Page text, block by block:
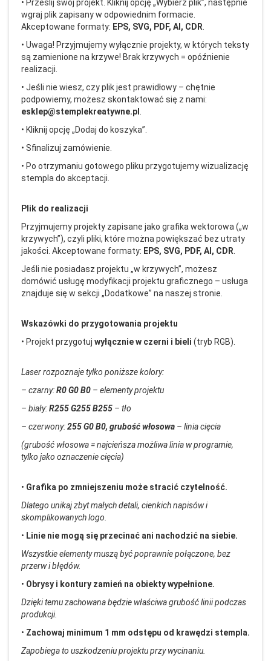
• Prześlij swój projekt. Kliknij opcję „Wybierz plik”, następnie
wgraj plik zapisany w odpowiednim formacie.
Akceptowane formaty: EPS, SVG, PDF, AI, CDR
• Uwaga! Przyjmujemy wyłącznie projekty, w których teksty
są zamienione na krzywe! Brak krzywych = opóźnienie
realizacji.
• Jeśli nie wiesz, czy plik jest prawidłowy – chętnie
podpowiemy, możesz skontaktować się z nami:
esklep@stemplekreatywne.pl
• Kliknij opcję „Dodaj do koszyka”.
• Sfinalizuj zamówienie.
• Po otrzymaniu gotowego pliku przygotujemy wizualizację
stempla do akceptacji.
Plik do realizacji
Przyjmujemy projekty zapisane jako grafika wektorowa („w
krzywych”), czyli pliki, które można powiększać bez utraty
jakości. Akceptowane formaty: EPS, SVG, PDF, AI, CDR
Jeśli nie posiadasz projektu „w krzywych”, możesz
domówić usługę modyfikacji projektu graficznego – usługa
znajduje się w sekcji „Dodatkowe” na naszej stronie.
Wskazówki do przygotowania projektu
• Projekt przygotuj wyłącznie w czerni i bieli (tryb RGB).
Laser rozpoznaje tylko poniższe kolory:
– czarny:R0 G0 B0 – elementy projektu
– biały:R255 G255 B255 – tło
– czerwony:255 G0 B0, grubość włosowa – linia cięcia
(grubość włosowa = najcieńsza możliwa linia w programie,
tylko jako oznaczenie cięcia)
• Grafika po zmniejszeniu może stracić czytelność.
Dlatego unikaj zbyt małych detali, cienkich napisów i
skomplikowanych logo.
• Linie nie mogą się przecinać ani nachodzić na siebie.
Wszystkie elementy muszą być poprawnie połączone, bez
przerw i błędów.
• Obrysy i kontury zamień na obiekty wypełnione.
Dzięki temu zachowana będzie właściwa grubość linii podczas
produkcji.
• Zachowaj minimum 1 mm odstępu od krawędzi stempla.
Zapobiega to uszkodzeniu projektu przy wycinaniu.